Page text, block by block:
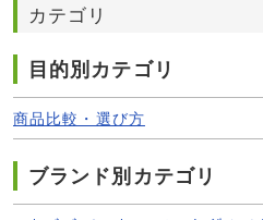
カテゴリ
目的別カテゴリ
商品比較・選び方
ブランド別カテゴリ